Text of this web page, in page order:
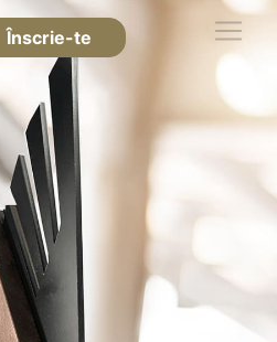
Înscrie-te